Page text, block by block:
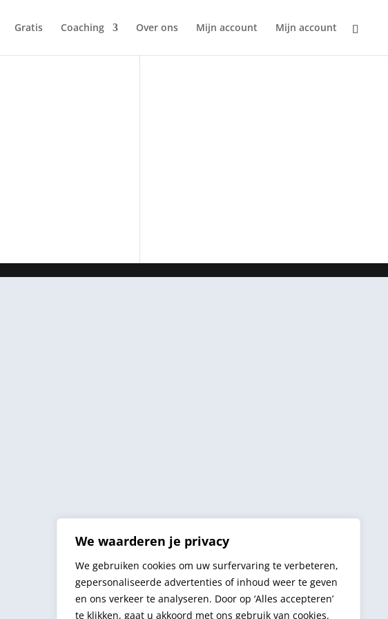
We waarderen je privacy
We gebruiken cookies om uw surfervaring te verbeteren,
gepersonaliseerde advertenties of inhoud weer te geven
en ons verkeer te analyseren. Door op ‘Alles accepteren’
te klikken, gaat u akkoord met ons gebruik van cookies.
Gratis Coaching Over ons Mijn account Mijn account